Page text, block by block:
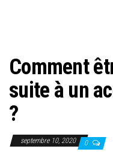
Comment
suite à un
?
septembre 10, 2020 0